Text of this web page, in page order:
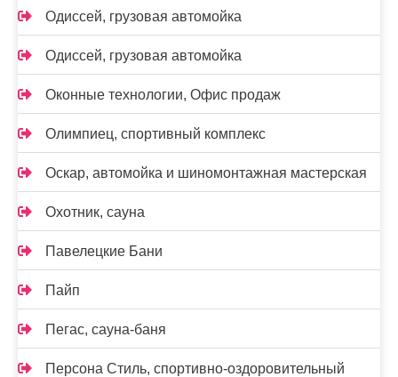
Одиссей, грузовая автомойка
Одиссей, грузовая автомойка
Оконные технологии, Офис продаж
Олимпиец, спортивный комплекс
Оскар, автомойка и шиномонтажная мастерская
Охотник, сауна
Павелецкие Бани
Пайп
Пегас, сауна-баня
Персона Стиль, спортивно-оздоровительный